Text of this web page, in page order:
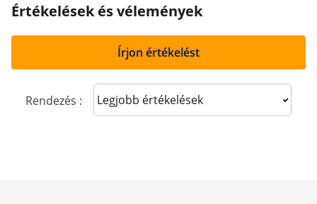
Értékelések és vélemények
Írjon értékelést
Rendezés : Sort reviews